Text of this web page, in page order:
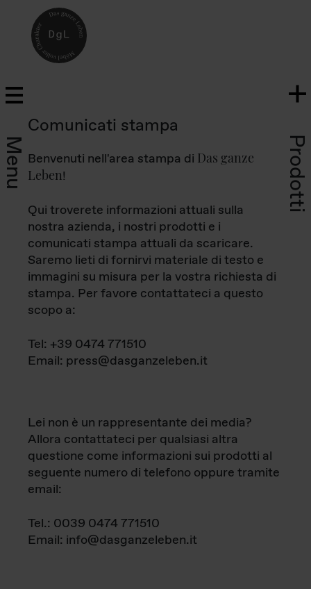
Menu Prodotti
Comunicati stampa
Benvenuti nell'area stampa di Das ganze
Leben!
Qui troverete informazioni attuali sulla
nostra azienda, i nostri prodotti e i
comunicati stampa attuali da scaricare.
Saremo lieti di fornirvi materiale di testo e
immagini su misura per la vostra richiesta di
stampa. Per favore contattateci a questo
scopo a:
Tel: +39 0474 771510
Email: press@dasganzeleben.it
Lei non è un rappresentante dei media?
Allora contattateci per qualsiasi altra
questione come informazioni sui prodotti al
seguente numero di telefono oppure tramite
email:
Tel.: 0039 0474 771510
Email: info@dasganzeleben.it